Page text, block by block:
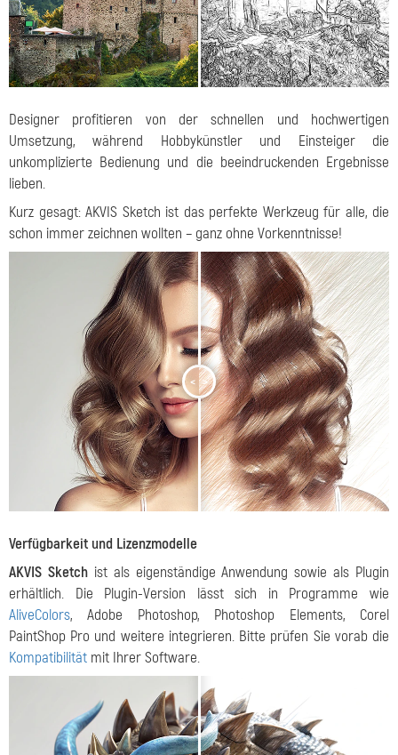
Designer profitieren von der schnellen und hochwertigen
Umsetzung, während Hobbykünstler und Einsteiger die
unkomplizierte Bedienung und die beeindruckenden Ergebnisse
lieben.
Kurz gesagt: AKVIS Sketch ist das perfekte Werkzeug für alle, die
schon immer zeichnen wollten – ganz ohne Vorkenntnisse!
< >
Verfügbarkeit und Lizenzmodelle
AKVIS Sketchist als eigenständige Anwendung sowie als Plugin
erhältlich. Die Plugin-Version lässt sich in Programme wie
AliveColors, Adobe Photoshop, Photoshop Elements, Corel
PaintShop Pro und weitere integrieren. Bitte prüfen Sie vorab die
Kompatibilität mit Ihrer Software.